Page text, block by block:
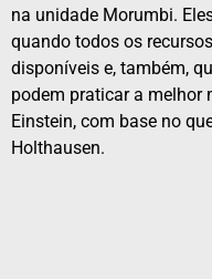
na unidade Morumbi.
quando todos os
disponíveis e, também,
podem praticar a melhor
Einstein, com base no
Holthausen.